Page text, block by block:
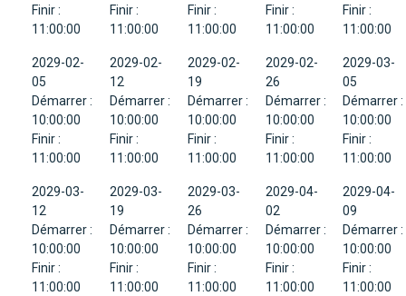
Finir :
11:00:00
Finir :
11:00:00
Finir :
11:00:00
Finir :
11:00:00
Finir :
11:00:00
2029-02-
05
Démarrer :
10:00:00
Finir :
11:00:00
2029-02-
12
Démarrer :
10:00:00
Finir :
11:00:00
2029-02-
19
Démarrer :
10:00:00
Finir :
11:00:00
2029-02-
26
Démarrer :
10:00:00
Finir :
11:00:00
2029-03-
05
Démarrer :
10:00:00
Finir :
11:00:00
2029-03-
12
Démarrer :
10:00:00
Finir :
11:00:00
2029-03-
19
Démarrer :
10:00:00
Finir :
11:00:00
2029-03-
26
Démarrer :
10:00:00
Finir :
11:00:00
2029-04-
02
Démarrer :
10:00:00
Finir :
11:00:00
2029-04-
09
Démarrer :
10:00:00
Finir :
11:00:00